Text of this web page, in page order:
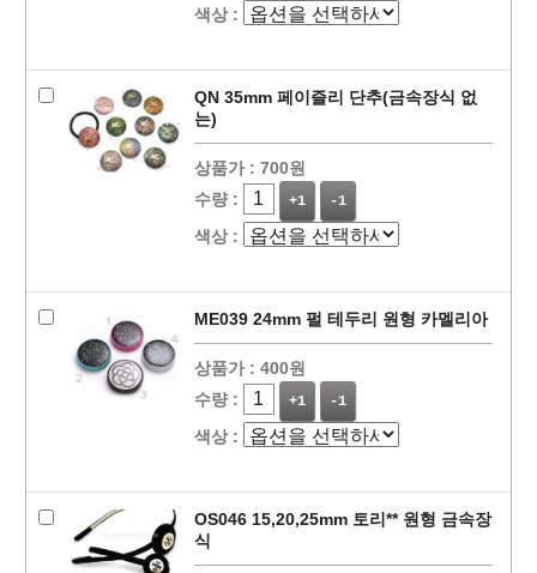
색상 :
QN 35mm 페이즐리 단추(금속장식 없
는)
상품가 : 700원
수량 :
+1 -1
색상 :
ME039 24mm 펄 테두리 원형 카멜리아
상품가 : 400원
수량 :
+1 -1
색상 :
OS046 15,20,25mm 토리** 원형 금속장
식